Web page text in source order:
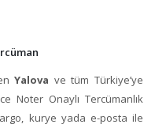
Yalova ve tüm Türkiye’ye
Noter Onaylı Tercümanlık
kurye yada e-posta ile